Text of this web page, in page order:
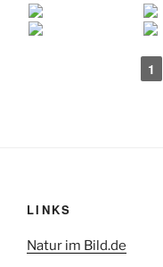
1
LINKS
Natur im Bild.de